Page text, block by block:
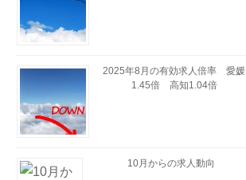
2025年8月の有効求人倍率 愛媛
1.45倍 高知1.04倍
10月からの求人動向